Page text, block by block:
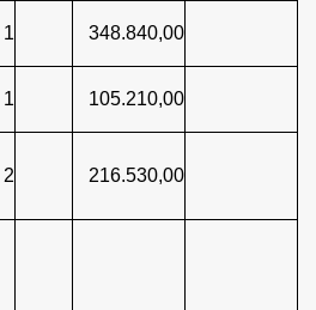
1 348.840,00
1 105.210,00
2 216.530,00